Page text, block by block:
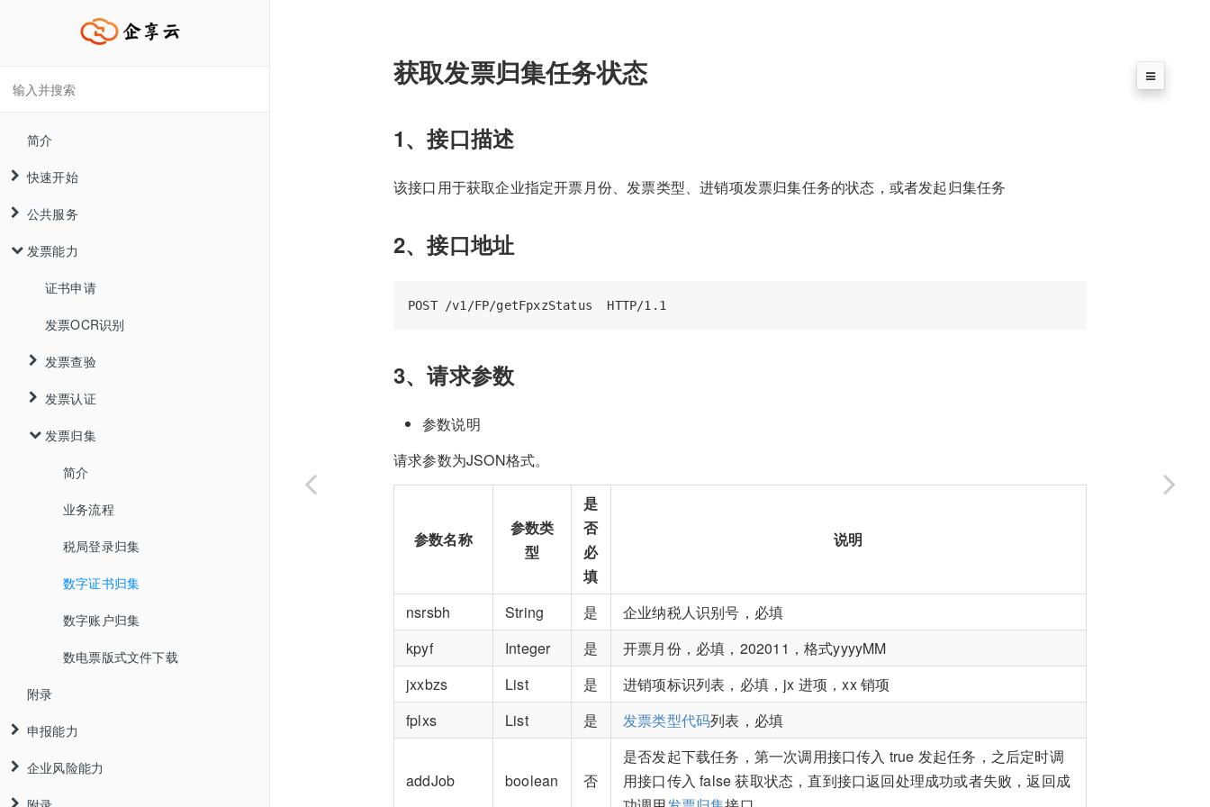
简介
快速开始
接入流程说明
快速集成
API调用指南
SDK调用指南
HTTP调用指南
API环境说明
公共服务
企业信息接口
登录接口
办税小号接口
发票能力
证书申请
发票OCR识别
发票查验
简介
业务流程
接口列表
发票认证
简介
业务流程
数字证书认证
发票云认证
发票归集
简介
业务流程
税局登录归集
数字证书归集
数字账户归集
数电票版式文件下载
附录
申报能力
企税申报
企业风险能力
获取发票归集任务状态
1、接口描述
该接口用于获取企业指定开票月份、发票类型、进销项发票归集任务的状态，或者发起归集任务
2、接口地址
3、请求参数
参数说明
请求参数为JSON格式。
参数名称
参数类
型
是
否
必
填
说明
nsrsbh String 是
企业纳税人识别号，必填
kpyf
Integer 是
开票月份，必填，202011，格式yyyyMM
jxxbzs
List 是
进销项标识列表，必填，jx 进项，xx 销项
fplxs
List 是 发票类型代码列表，必填
addJob boolean 否
是否发起下载任务，第一次调用接口传入 true 发起任务，之后定时调
用接口传入 false 获取状态，直到接口返回处理成功或者失败，返回成